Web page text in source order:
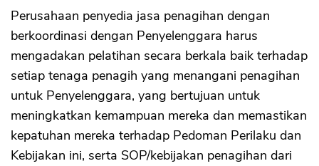
Perusahaan penyedia jasa penagihan dengan
berkoordinasi dengan Penyelenggara harus
mengadakan pelatihan secara berkala baik terhadap
setiap tenaga penagih yang menangani penagihan
untuk Penyelenggara, yang bertujuan untuk
meningkatkan kemampuan mereka dan memastikan
kepatuhan mereka terhadap Pedoman Perilaku dan
Kebijakan ini, serta SOP/kebijakan penagihan dari